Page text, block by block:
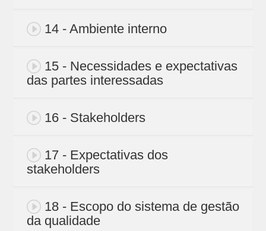
14 - Ambiente interno
15 - Necessidades e expectativas
das partes interessadas
16 - Stakeholders
17 - Expectativas dos
stakeholders
18 - Escopo do sistema de gestão
da qualidade